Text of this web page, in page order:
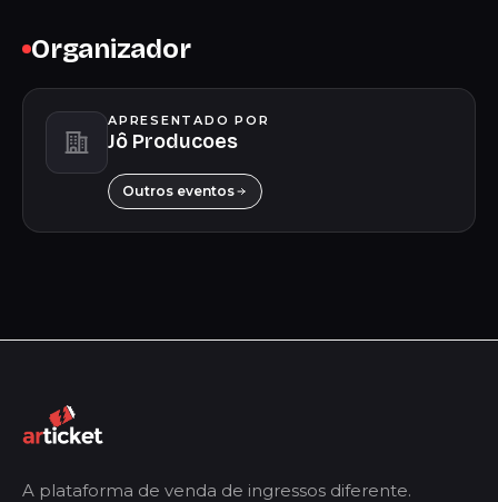
Organizador
APRESENTADO POR
Jô Producoes
Outros eventos
A plataforma de venda de ingressos diferente.